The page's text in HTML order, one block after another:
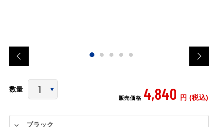
数量
販売価格 4,840 円 (税込)